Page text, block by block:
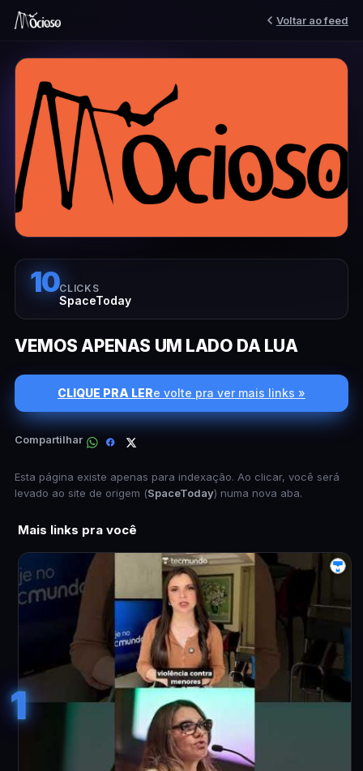
Voltar ao feed
10CLICKS
SpaceToday
VEMOS APENAS UM LADO DA LUA
CLIQUE PRA LERe volte pra ver mais links »
Compartilhar
Esta página existe apenas para indexação. Ao clicar, você será
levado ao site de origem (SpaceToday) numa nova aba.
Mais links pra você
1